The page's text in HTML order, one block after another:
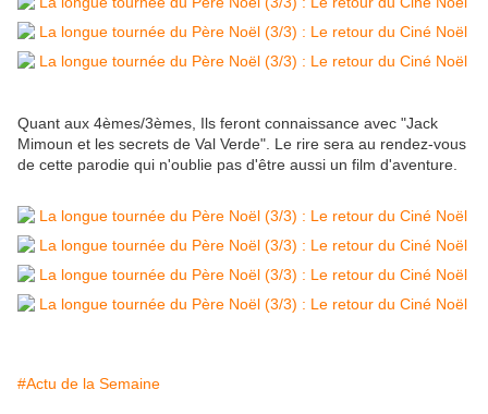
Quant aux 4èmes/3èmes, Ils feront connaissance avec "Jack
Mimoun et les secrets de Val Verde". Le rire sera au rendez-vous
de cette parodie qui n'oublie pas d'être aussi un film d'aventure.
#Actu de la Semaine